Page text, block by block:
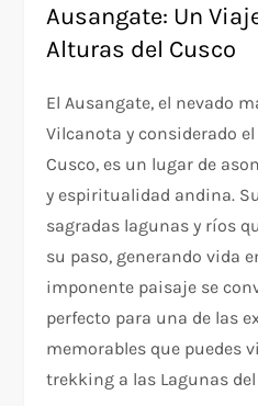
Ausangate: Un
Alturas del Cusco
El Ausangate, el nevado
Vilcanota y considerado
Cusco, es un lugar de
y espiritualidad andina.
sagradas lagunas y ríos
su paso, generando vida
imponente paisaje se
perfecto para una de las
memorables que puedes
trekking a las Lagunas